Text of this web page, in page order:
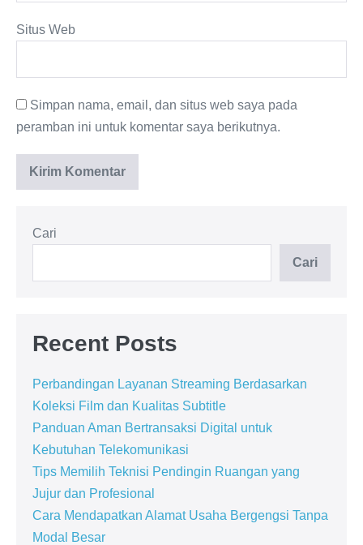
Situs Web
Simpan nama, email, dan situs web saya pada
peramban ini untuk komentar saya berikutnya.
Cari
Cari
Recent Posts
Perbandingan Layanan Streaming Berdasarkan
Koleksi Film dan Kualitas Subtitle
Panduan Aman Bertransaksi Digital untuk
Kebutuhan Telekomunikasi
Tips Memilih Teknisi Pendingin Ruangan yang
Jujur dan Profesional
Cara Mendapatkan Alamat Usaha Bergengsi Tanpa
Modal Besar